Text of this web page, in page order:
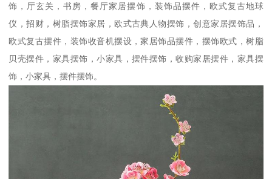
饰，厅玄关，书房，餐厅家居摆饰，装饰品摆件，欧式复古地球
仪，招财，树脂摆饰家居，欧式古典人物摆饰，创意家居摆饰品，
欧式复古摆件，装饰收音机摆设，家居饰品摆件，摆饰欧式，树脂
贝壳摆件，家具摆饰，小家具，摆件摆饰，收购家居摆件，家具摆
饰，小家具，摆件摆饰。